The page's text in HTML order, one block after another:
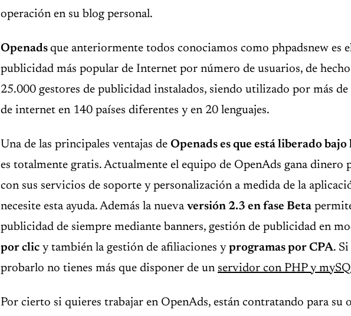
operación en su blog personal.
Openads que anteriormente todos conociamos como phpadsnew es
publicidad más popular de Internet por número de usuarios, de
25.000 gestores de publicidad instalados, siendo utilizado por más
de internet en 140 países diferentes y en 20 lenguajes.
Una de las principales ventajas de Openads es que está liberado
es totalmente gratis. Actualmente el equipo de OpenAds gana dinero
con sus servicios de soporte y personalización a medida de la
necesite esta ayuda. Además la nueva versión 2.3 en fase Beta
publicidad de siempre mediante banners, gestión de publicidad en
por clic y también la gestión de afiliaciones y programas por CPA.
probarlo no tienes más que disponer de un servidor con PHP y
Por cierto si quieres trabajar en OpenAds, están contratando para su